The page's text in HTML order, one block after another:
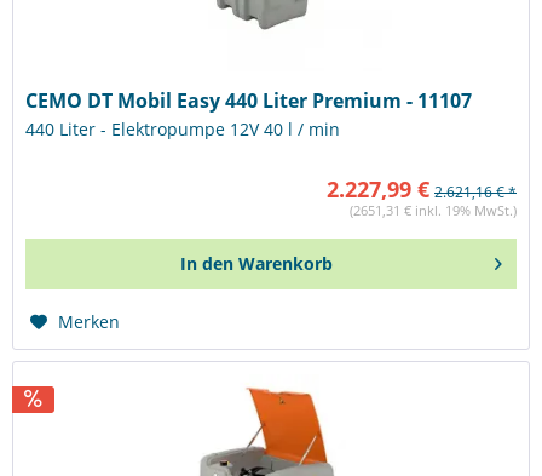
CEMO DT Mobil Easy 440 Liter Premium - 11107
440 Liter - Elektropumpe 12V 40 l / min
2.227,99 € 2.621,16 € *
(2651,31 € inkl. 19% MwSt.)
In den Warenkorb
Merken